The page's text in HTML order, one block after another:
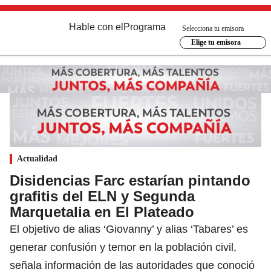
Hable con el Programa
Selecciona tu emisora
Elige tu emisora
Actualidad
Disidencias Farc estarían pintando
grafitis del ELN y Segunda
Marquetalia en El Plateado
El objetivo de alias ‘Giovanny’ y alias ‘Tabares’ es
generar confusión y temor en la población civil,
señala información de las autoridades que conoció